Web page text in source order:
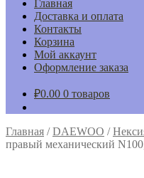
Главная
Доставка и оплата
Контакты
Корзина
Мой аккаунт
Оформление заказа
₽0.00 0 товаров
Главная /DAEWOO /
правый механический